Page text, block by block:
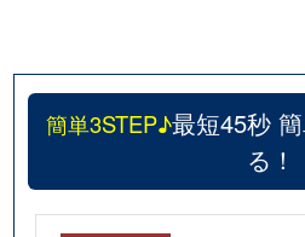
簡単3STEP♪最短45秒
る！